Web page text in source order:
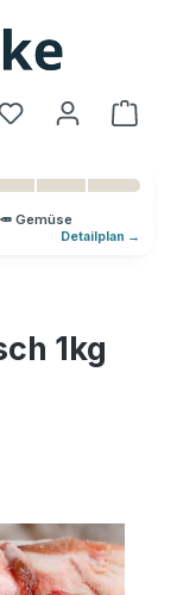
🥕 Gemüse
Detailplan →
1kg